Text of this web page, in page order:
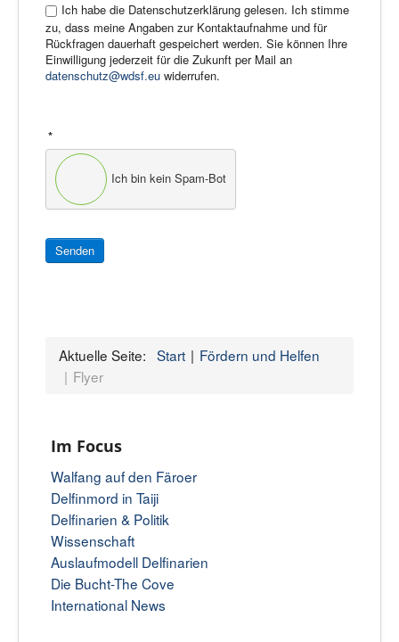
Ich habe die Datenschutzerklärung gelesen. Ich stimme
zu, dass meine Angaben zur Kontaktaufnahme und für
Rückfragen dauerhaft gespeichert werden. Sie können Ihre
Einwilligung jederzeit für die Zukunft per Mail an
datenschutz@wdsf.eu widerrufen.
*
Ich bin kein Spam-Bot
Senden
Aktuelle Seite: Start
Fördern und Helfen
Flyer
Im Focus
Walfang auf den Färoer
Delfinmord in Taiji
Delfinarien & Politik
Wissenschaft
Auslaufmodell Delfinarien
Die Bucht-The Cove
International News